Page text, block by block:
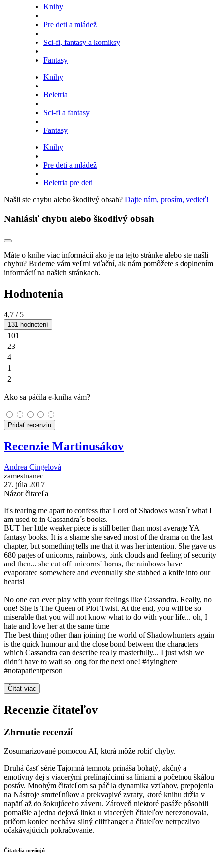
Knihy
Pre deti a mládež
Sci-fi, fantasy a komiksy
Fantasy
Knihy
Beletria
Sci-fi a fantasy
Fantasy
Knihy
Pre deti a mládež
Beletria pre deti
Našli ste chybu alebo škodlivý obsah? Dajte nám, prosím, vedieť!
Nahlásiť chybu alebo škodlivý obsah
Máte o knihe viac informácií ako je na tejto stránke alebo ste našli
chybu? Budeme vám veľmi vďační, ak nám pomôžete s doplnením
informácií na našich stránkach.
Hodnotenia
4,7 / 5
131 hodnotení
101
23
4
1
2
Ako sa páčila e-kniha vám?
Pridať recenziu
Recenzie Martinusákov
Andrea Cingelová
zamestnanec
27. júla 2017
Názor čitateľa
It's tearing me apart to confess that Lord of Shadows wasn´t what I
am used to in Cassandra´s books.
BUT her little weaker piece is still better than most average YA
fantasy books. It is a shame she saved most of the drama on the last
chapter, but something tells me that it was her intention. She gave us
680 pages of unicorns, rainbows, pink clouds and feeling of security
and then... she cut off unicorns´ horns, the rainbows have
evaporated somewhere and eventually she stabbed a knife into our
hearts!
No one can ever play with your feelings like Cassandra. Really, no
one! She is The Queen of Plot Twist. At the end, you will be so
miserable that you will not know what to do with your life... oh, I
hate and love her at the same time.
The best thing other than joining the world of Shadowhunters again
is the quick humour and the close bond between the characters
which Cassandra can describe really masterfully... I just wish we
didn’t have to wait so long for the next one! #dyinghere
#notapatientperson
Čítať viac
Recenzie čitateľov
Zhrnutie recenzií
Zosumarizované pomocou AI, ktorá môže robiť chyby.
Druhá časť série Tajomná temnota prináša bohatý, akčný a
emotívny dej s viacerými prelínajúcimi sa líniami a početnou škálou
postáv. Mnohým čitateľom sa páčila dynamika vzťahov, prepojenia
na Nástroje smrteľníkov a prekvapivé zvraty, ktoré knihu držia v
napätí až do šokujúceho záveru. Zároveň niektoré pasáže pôsobili
pomalšie a jedna dejová linka u viacerých čitateľov nerezonovala,
pričom koniec necháva silný cliffhanger a čitateľov netrpezlivo
očakávajúcich pokračovanie.
Čitatelia oceňujú